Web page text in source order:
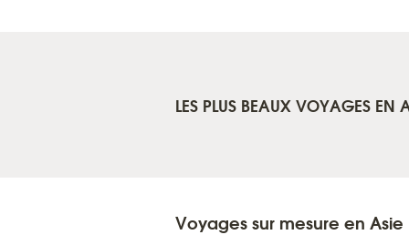
LES PLUS BEAUX VOYAGES EN
Voyages sur mesure en Asie